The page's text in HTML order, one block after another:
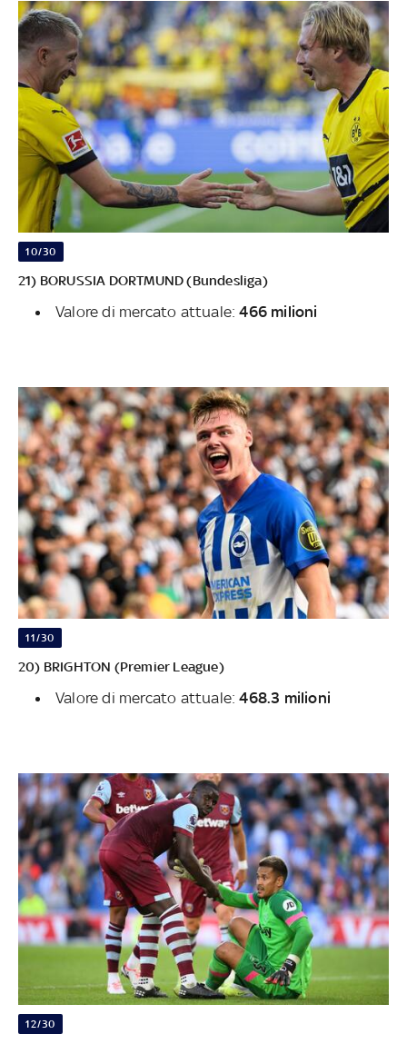
10/30
21) BORUSSIA DORTMUND (Bundesliga)
Valore di mercato attuale:466 milioni
11/30
20) BRIGHTON (Premier League)
Valore di mercato attuale:468.3 milioni
12/30